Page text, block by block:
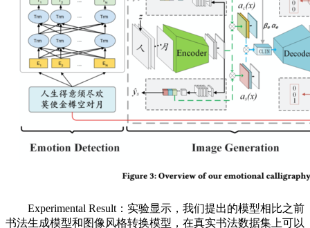
Experimental Result：实验显示，我们提出的模型相比之前
书法生成模型和图像风格转换模型，在真实书法数据集上可以